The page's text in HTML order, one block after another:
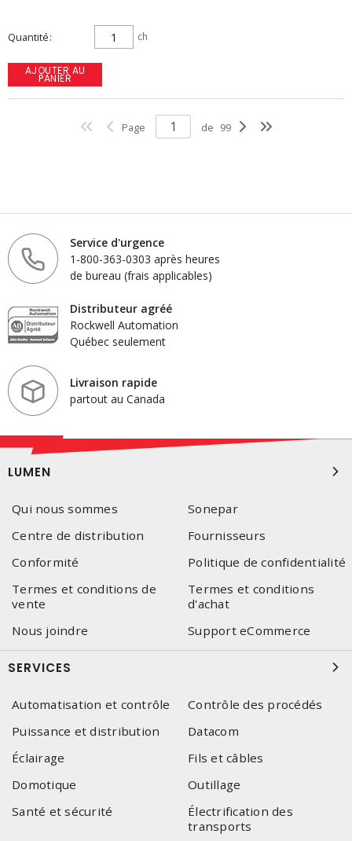
Quantité ch
AJOUTER AU
PANIER
Page de 99
Service d'urgence
1-800-363-0303 après heures
de bureau (frais applicables)
Distributeur agréé
Rockwell Automation
Québec seulement
Livraison rapide
partout au Canada
LUMEN
Qui nous sommes
Sonepar
Centre de distribution
Fournisseurs
Conformité
Politique de confidentialité
Termes et conditions de
vente
Termes et conditions
d'achat
Nous joindre
Support eCommerce
SERVICES
Automatisation et contrôle
Contrôle des procédés
Puissance et distribution
Datacom
Éclairage
Fils et câbles
Domotique
Outillage
Santé et sécurité
Électrification des
transports